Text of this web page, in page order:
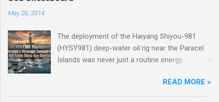
May 26, 2014
The deployment of the Haiyang Shiyou-981
(HYSY981) deep-water oil rig near the Paracel
Islands was never just a routine energy
masterclass in China’s gray-zone tactics ,
meticulously engineered to test the breaking
READ MORE »